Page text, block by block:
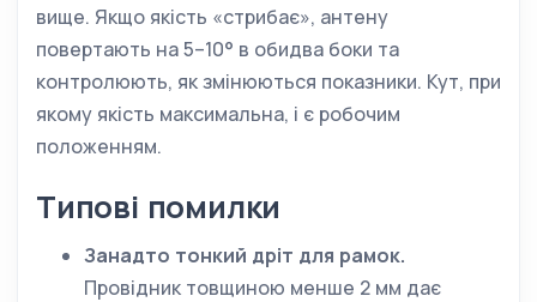
вище. Якщо якість «стрибає», антену
повертають на 5–10° в обидва боки та
контролюють, як змінюються показники. Кут, при
якому якість максимальна, і є робочим
положенням.
Типові помилки
Занадто тонкий дріт для рамок.
Провідник товщиною менше 2 мм дає